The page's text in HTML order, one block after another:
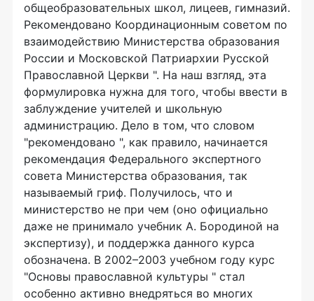
общеобразовательных школ, лицеев, гимназий.
Рекомендовано Координационным советом по
взаимодействию Министерства образования
России и Московской Патриархии Русской
Православной Церкви ". На наш взгляд, эта
формулировка нужна для того, чтобы ввести в
заблуждение учителей и школьную
администрацию. Дело в том, что словом
"рекомендовано ", как правило, начинается
рекомендация Федерального экспертного
совета Министерства образования, так
называемый гриф. Получилось, что и
министерство не при чем (оно официально
даже не принимало учебник А. Бородиной на
экспертизу), и поддержка данного курса
обозначена. В 2002–2003 учебном году курс
"Основы православной культуры " стал
особенно активно внедряться во многих